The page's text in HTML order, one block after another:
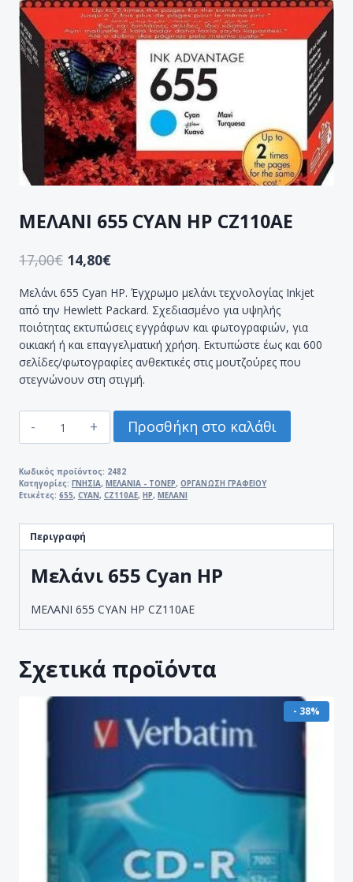
ΜΕΛΑΝΙ 655 CYAN HP CZ110AE
17,00€ 14,80€
Μελάνι 655 Cyan HP. Έγχρωμο μελάνι τεχνολογίας Inkjet
από την Hewlett Packard. Σχεδιασμένο για υψηλής
ποιότητας εκτυπώσεις εγγράφων και φωτογραφιών, για
οικιακή ή και επαγγελματική χρήση. Εκτυπώστε έως και 600
σελίδες/φωτογραφίες ανθεκτικές στις μουτζούρες που
στεγνώνουν στη στιγμή.
655
HP
CZ110AE
Προσθήκη στο καλάθι
Κωδικός προϊόντος: 2482
Κατηγορίες: ΓΝΗΣΙΑ, ΜΕΛΑΝΙΑ - ΤΟΝΕΡ, ΟΡΓΑΝΩΣΗ ΓΡΑΦΕΙΟΥ
Ετικέτες: 655, CYAN, CZ110AE, HP, ΜΕΛΑΝΙ
Περιγραφή
Μελάνι 655 Cyan HP
ΜΕΛΑΝΙ 655 CYAN HP CZ110AE
Σχετικά προϊόντα
- 38%